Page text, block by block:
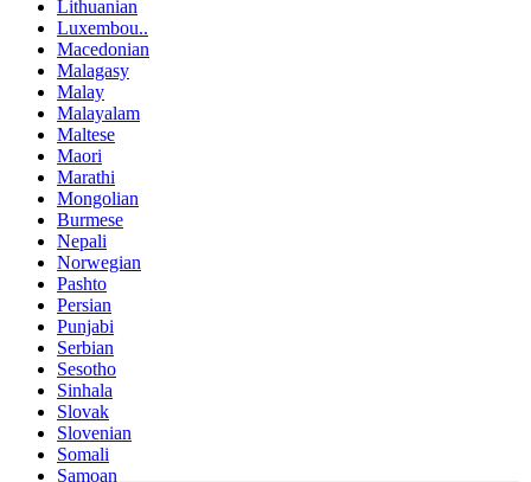
Lithuanian
Luxembou..
Macedonian
Malagasy
Malay
Malayalam
Maltese
Maori
Marathi
Mongolian
Burmese
Nepali
Norwegian
Pashto
Persian
Punjabi
Serbian
Sesotho
Sinhala
Slovak
Slovenian
Somali
Samoan